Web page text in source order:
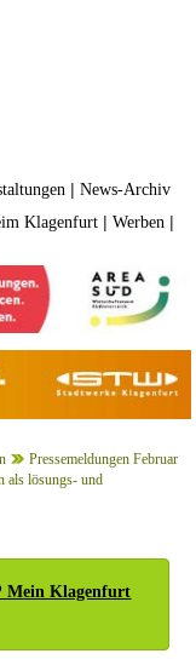
|News-Archiv
Klagenfurt |Werben |
Pressemeldungen Februar
als lösungs- und
Mein Klagenfurt